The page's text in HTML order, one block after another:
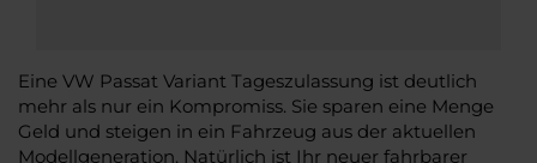
Eine VW Passat Variant Tageszulassung ist deutlich
mehr als nur ein Kompromiss. Sie sparen eine Menge
Geld und steigen in ein Fahrzeug aus der aktuellen
Modellgeneration. Natürlich ist Ihr neuer fahrbarer